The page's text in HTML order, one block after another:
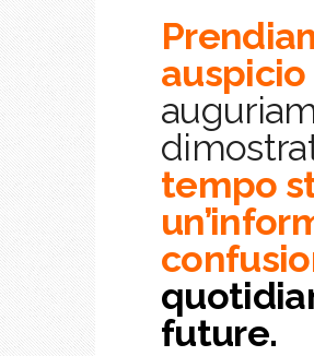
auspicio
tempo
future.